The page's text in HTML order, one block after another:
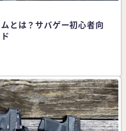
とは？サバゲー初心者向